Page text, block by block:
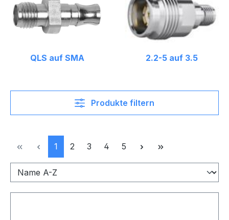
QLS auf SMA 2.2-5 auf 3.5
Produkte filtern
Seite
1 Seite
2 Seite
3 Seite
4 Seite
5